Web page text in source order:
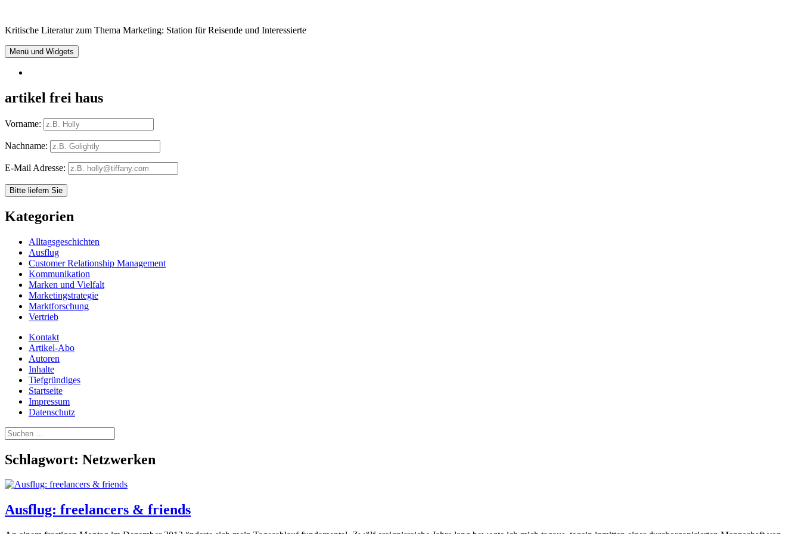
Inhalt
Kritische Literatur zum Thema Marketing: Station für Reisende und Interessierte
Menü und Widgets
artikel frei haus
Vorname:
Nachname:
E-Mail Adresse:
Kategorien
Alltagsgeschichten
Ausflug
Customer Relationship Management
Kommunikation
Marken und Vielfalt
Marketingstrategie
Marktforschung
Vertrieb
Kontakt
Artikel-Abo
Autoren
Inhalte
Tiefgründiges
Startseite
Impressum
Datenschutz
Suchen
nach:
Schlagwort: Netzwerken
Ausflug: freelancers & friends